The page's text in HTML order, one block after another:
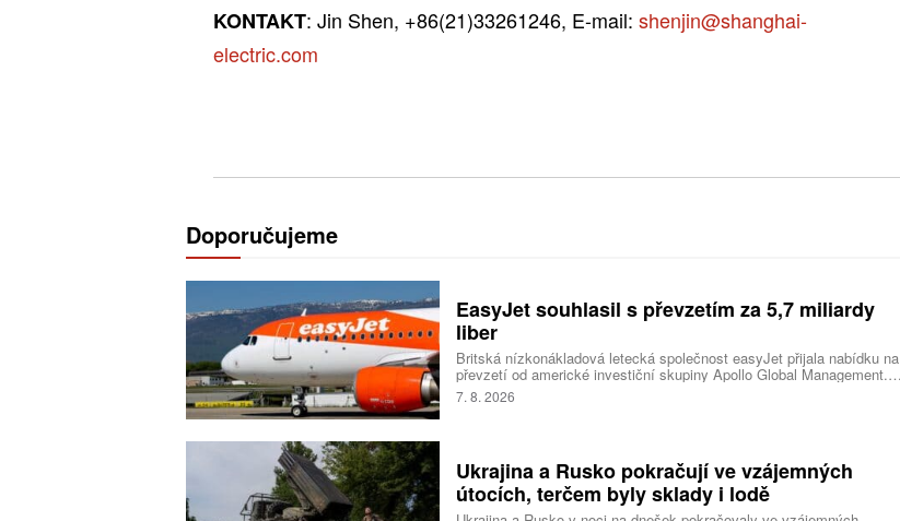
KONTAKT: Jin Shen, +86(21)33261246, E-mail: shenjin@shanghai-
electric.com
Doporučujeme
EasyJet souhlasil s převzetím za 5,7 miliardy
liber
Britská nízkonákladová letecká společnost easyJet přijala nabídku na
převzetí od americké investiční skupiny Apollo Global Management.
Transakce oceňuje aerolinku na 5,7 miliardy liber, tedy přibližně 162
miliard korun.
7. 8. 2026
Ukrajina a Rusko pokračují ve vzájemných
útocích, terčem byly sklady i lodě